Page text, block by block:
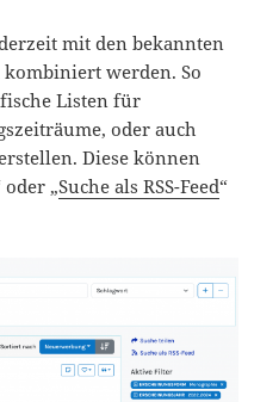
mit den bekannten
werden. So
Listen für
oder auch
Diese können
oder „Suche als RSS-Feed“